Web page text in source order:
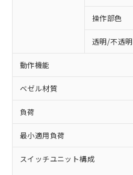
操作部色
透明/不透明
動作機能
ベゼル材質
負荷
最小適用負荷
スイッチユニット構成